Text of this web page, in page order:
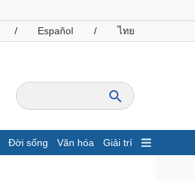
/ Español / ไทย
Đời sống Văn hóa Giải trí